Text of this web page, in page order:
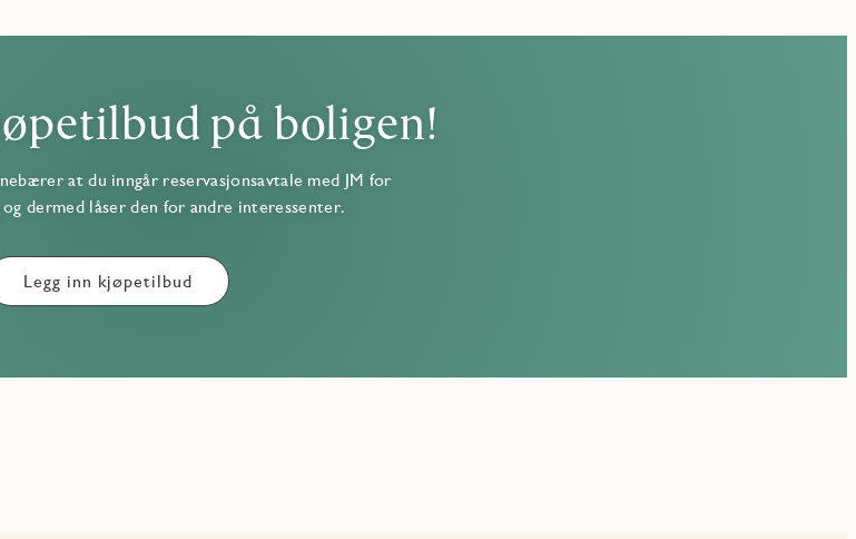
på boligen!
at du inngår reservasjonsavtale med JM for
dermed låser den for andre interessenter.
Legg inn kjøpetilbud